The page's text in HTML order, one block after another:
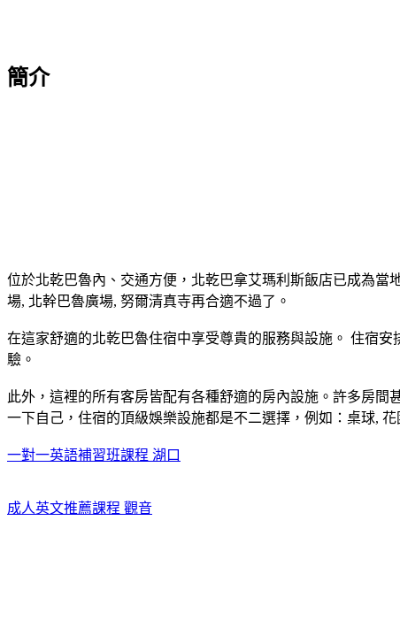
簡介
位於北乾巴魯內、交通方便，北乾巴拿艾瑪利斯飯店已成為當
場, 北幹巴魯廣場, 努爾清真寺再合適不過了。
在這家舒適的北乾巴魯住宿中享受尊貴的服務與設施。 住宿
驗。
此外，這裡的所有客房皆配有各種舒適的房內設施。許多房
一下自己，住宿的頂級娛樂設施都是不二選擇，例如：桌球,
一對一英語補習班課程 湖口
成人英文推薦課程 觀音